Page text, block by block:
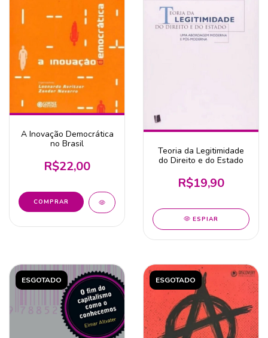
A Inovação Democrática
no Brasil
R$22,00
Teoria da Legitimidade
do Direito e do Estado
R$19,90
ESPIAR
ESGOTADO ESGOTADO